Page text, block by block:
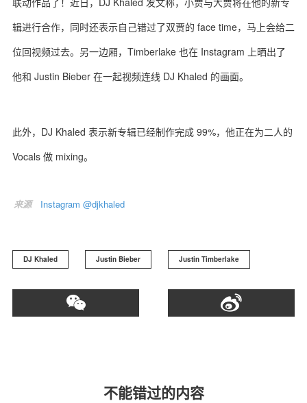
球 鞋
生 活
辑进行合作，同时还表示自己错过了双贾的 face time，马上会给二
位回视频过去。另一边厢，Timberlake 也在 Instagram 上晒出了
他和 Justin Bieber 在一起视频连线 DJ Khaled 的画面。
此外，DJ Khaled 表示新专辑已经制作完成 99%，他正在为二人的
Vocals 做 mixing。
来源 Instagram @djkhaled
DJ Khaled Justin Bieber Justin Timberlake
不能错过的内容